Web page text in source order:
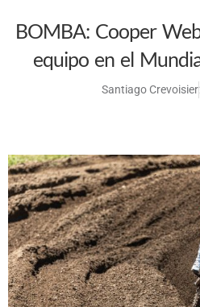
BOMBA: Cooper
equipo en el
Santiago Crevoisier